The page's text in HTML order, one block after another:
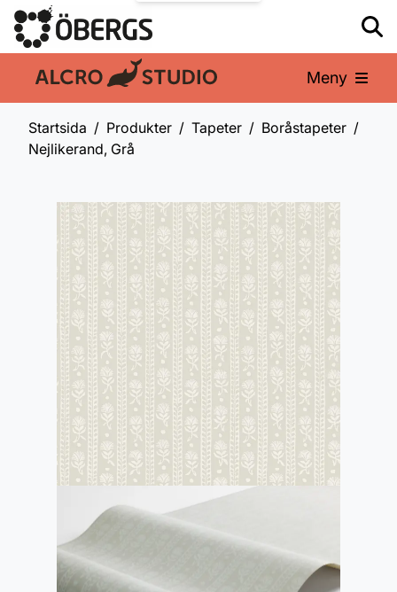
En del av: Meny
Startsida Produkter Tapeter
Boråstapeter
Nejlikerand, Grå